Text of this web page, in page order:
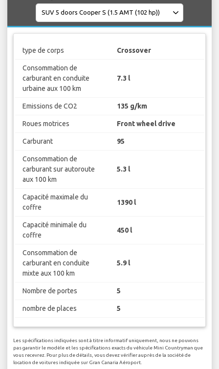
type de corps Crossover
Consommation de
carburant en conduite
urbaine aux 100 km
7.3 l
Emissions de CO2 135 g/km
Roues motrices Front wheel drive
Carburant 95
Consommation de
carburant sur autoroute
aux 100 km
5.3 l
Capacité maximale du
coffre
1390 l
Capacité minimale du
coffre
450 l
Consommation de
carburant en conduite
mixte aux 100 km
5.9 l
Nombre de portes 5
nombre de places 5
Les spécifications indiquées sont à titre informatif uniquement, nous ne pouvons
pas garantir le modèle et les spécifications exacts du véhicule Mini Countryman que
vous recevrez. Pour plus de détails, vous devez vérifier auprès de la société de
location de voitures indiquée sur Gran Canaria Aéroport.